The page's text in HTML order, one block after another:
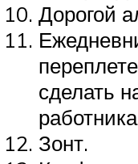
Дорогой
сделать
Зонт.